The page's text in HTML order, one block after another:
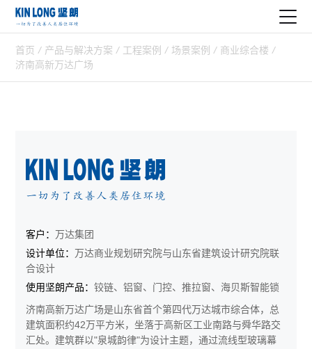
首页 / 产品与解决方案 / 工程案例 / 场景案例 / 商业综合楼 /
济南高新万达广场
客户： 万达集团
设计单位： 万达商业规划研究院与山东省建筑设计研究院联
合设计
使用坚朗产品：铰链、铝窗、门控、推拉窗、海贝斯智能锁
济南高新万达广场是山东省首个第四代万达城市综合体，总
建筑面积约42万平方米，坐落于高新区工业南路与舜华路交
汇处。建筑群以"泉城韵律"为设计主题，通过流线型玻璃幕